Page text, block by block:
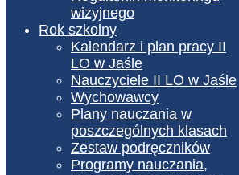
wizyjnego
Rok szkolny
Kalendarz i plan pracy II
LO w Jaśle
Nauczyciele II LO w Jaśle
Wychowawcy
Plany nauczania w
poszczególnych klasach
Zestaw podręczników
Programy nauczania,